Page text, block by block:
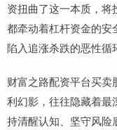
资扭曲了这一本质，
都牵动着杠杆资金的安
陷入追涨杀跌的恶性循
财富之路配资平台买
利幻影，往往隐藏着最
持清醒认知、坚守风险